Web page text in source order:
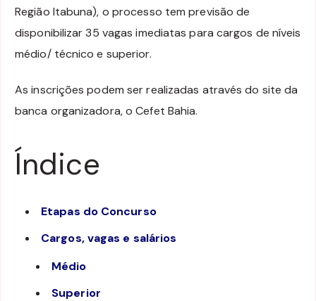
Região Itabuna), o processo tem previsão de
disponibilizar 35 vagas imediatas para cargos de níveis
médio/ técnico e superior.
As inscrições podem ser realizadas através do site da
banca organizadora, o Cefet Bahia.
Índice
Etapas do Concurso
Cargos, vagas e salários
Médio
Superior